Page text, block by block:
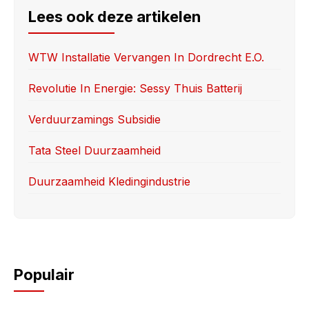
e
b
o
o
o
d
o
n
e
Lees ook deze artikelen
WTW Installatie Vervangen In Dordrecht E.o.
Revolutie In Energie: Sessy Thuis Batterij
Verduurzamings Subsidie
Tata Steel Duurzaamheid
Duurzaamheid Kledingindustrie
Populair